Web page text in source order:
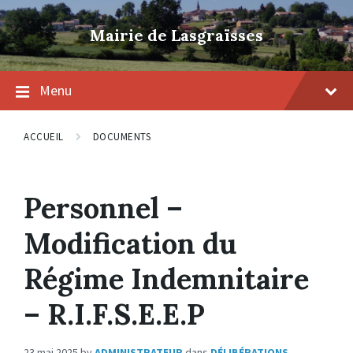
Skip
to
content
Skip
to
main
navigation
Skip
to
footer
Mairie de Lasgraïsses
Menu
ACCUEIL DOCUMENTS
Personnel –
Modification du
Régime Indemnitaire
– R.I.F.S.E.E.P